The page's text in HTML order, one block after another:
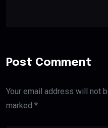
Post Comment
Your email address will not
marked *